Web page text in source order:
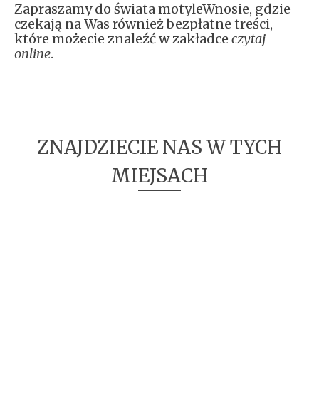
Zapraszamy do świata motyleWnosie, gdzie
czekają na Was również bezpłatne treści,
które możecie znaleźć w zakładce czytaj
online.
ZNAJDZIECIE NAS W TYCH
MIEJSACH